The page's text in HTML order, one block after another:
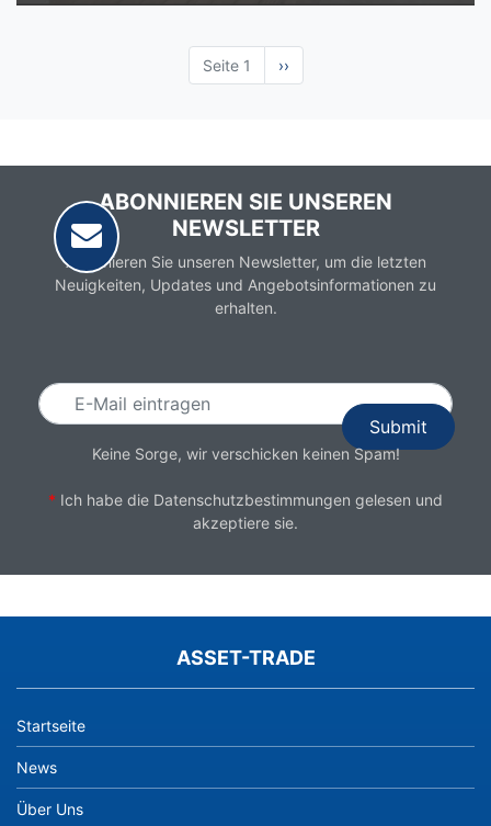
Seite 1
Nächste
Seite
››
ABONNIEREN SIE UNSEREN
NEWSLETTER
Abonnieren Sie unseren Newsletter, um die letzten
Neuigkeiten, Updates und Angebotsinformationen zu
erhalten.
Keine Sorge, wir verschicken keinen Spam!
* Ich habe die Datenschutzbestimmungen gelesen und
akzeptiere sie.
ASSET-TRADE
Startseite
News
Über Uns